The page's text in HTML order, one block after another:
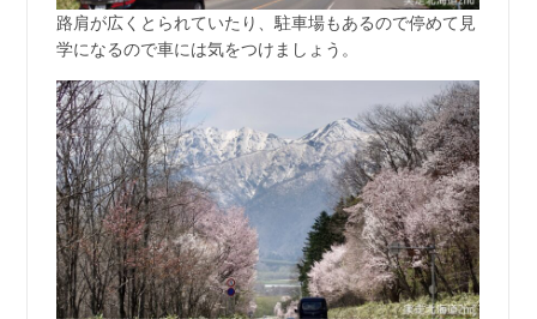
路肩が広くとられていたり、駐車場もあるので停めて見
学になるので車には気をつけましょう。